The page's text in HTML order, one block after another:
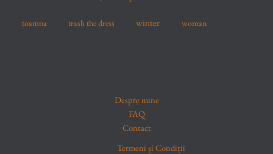
toamna trash the dress winter woman
Despre mine
FAQ
Contact
Termeni și Condiții